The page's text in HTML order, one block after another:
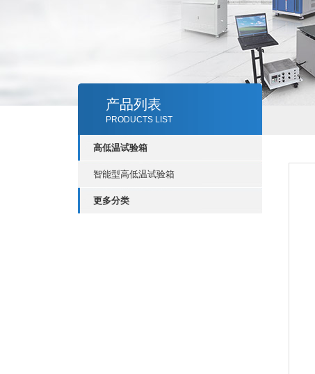
产品列表
PRODUCTS LIST
高低温试验箱
智能型高低温试验箱
更多分类